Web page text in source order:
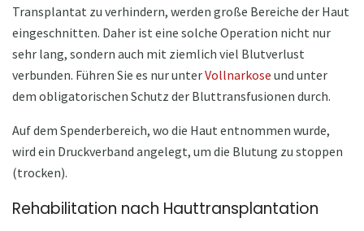
Transplantat zu verhindern, werden große Bereiche der Haut
eingeschnitten. Daher ist eine solche Operation nicht nur
sehr lang, sondern auch mit ziemlich viel Blutverlust
verbunden. Führen Sie es nur unterVollnarkose und unter
dem obligatorischen Schutz der Bluttransfusionen durch.
Auf dem Spenderbereich, wo die Haut entnommen wurde,
wird ein Druckverband angelegt, um die Blutung zu stoppen
(trocken).
Rehabilitation nach Hauttransplantation